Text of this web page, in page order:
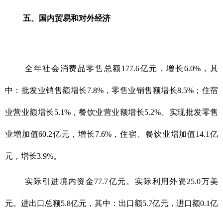
五、国内贸易和对外经济
全年社会消费品零售总额177.6亿元，增长6.0%，其
中：批发业销售额增长7.8%，零售业销售额增长8.5%；住宿
业营业额增长5.1%，餐饮业营业额增长5.2%。实现批发零售
业增加值60.2亿元，增长7.6%，住宿、餐饮业增加值14.1亿
元，增长3.9%。
实际引进境内资金77.7亿元。实际利用外资25.0万美
元。进出口总额5.8亿元，其中：出口额5.7亿元，进口额0.1亿